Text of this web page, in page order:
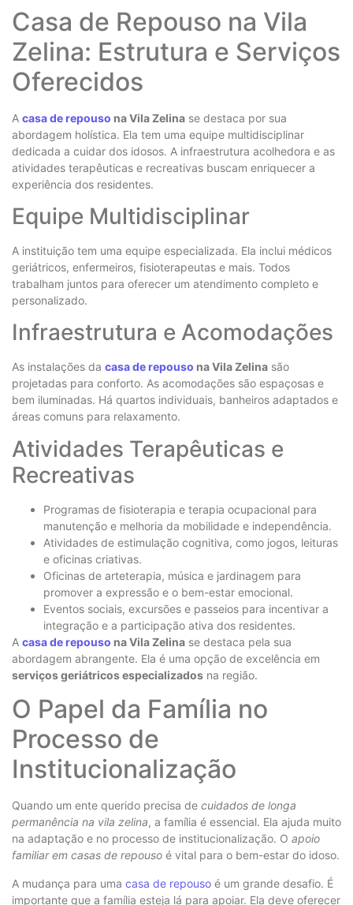
Casa de Repouso na Vila
Zelina: Estrutura e Serviços
Oferecidos
A casa de repouso na Vila Zelina se destaca por sua
abordagem holística. Ela tem uma equipe multidisciplinar
dedicada a cuidar dos idosos. A infraestrutura acolhedora e as
atividades terapêuticas e recreativas buscam enriquecer a
experiência dos residentes.
Equipe Multidisciplinar
A instituição tem uma equipe especializada. Ela inclui médicos
geriátricos, enfermeiros, fisioterapeutas e mais. Todos
trabalham juntos para oferecer um atendimento completo e
personalizado.
Infraestrutura e Acomodações
As instalações da casa de repouso na Vila Zelina são
projetadas para conforto. As acomodações são espaçosas e
bem iluminadas. Há quartos individuais, banheiros adaptados e
áreas comuns para relaxamento.
Atividades Terapêuticas e
Recreativas
Programas de fisioterapia e terapia ocupacional para
manutenção e melhoria da mobilidade e independência.
Atividades de estimulação cognitiva, como jogos, leituras
e oficinas criativas.
Oficinas de arteterapia, música e jardinagem para
promover a expressão e o bem-estar emocional.
Eventos sociais, excursões e passeios para incentivar a
integração e a participação ativa dos residentes.
A casa de repouso na Vila Zelina se destaca pela sua
abordagem abrangente. Ela é uma opção de excelência em
serviços geriátricos especializados na região.
O Papel da Família no
Processo de
Institucionalização
Quando um ente querido precisa de cuidados de longa
permanência na vila zelina, a família é essencial. Ela ajuda muito
na adaptação e no processo de institucionalização. O apoio
familiar em casas de repouso é vital para o bem-estar do idoso.
A mudança para uma casa de repouso é um grande desafio. É
importante que a família esteja lá para apoiar. Ela deve oferecer